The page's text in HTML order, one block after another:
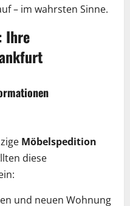
– im wahrsten Sinne.
Ihre
Möbelspedition
diese
und neuen Wohnung